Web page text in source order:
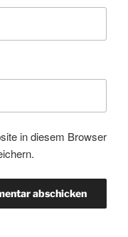
in diesem Browser